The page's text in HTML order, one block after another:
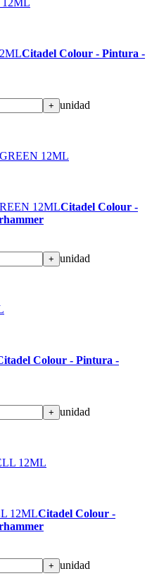
Citadel Colour - Pintura -
+ unidad
12MLCitadel Colour -
+ unidad
Colour - Pintura -
+ unidad
12MLCitadel Colour -
+ unidad